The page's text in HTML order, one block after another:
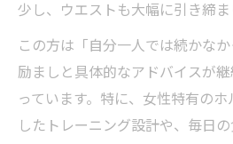
少し、ウエストも大幅に引き締ま
この方は「自分一人では続かな
励ましと具体的なアドバイスが
っています。特に、女性特有の
したトレーニング設計や、毎日